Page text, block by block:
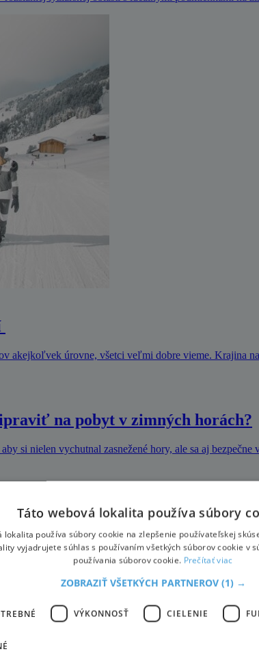
akejkoľvek úrovne, všetci veľmi dobre vieme. Krajina
na pobyt v zimných horách?
si nielen vychutnal zasnežené hory, ale sa aj bezpečne
olympionika zas prebúdza k životu pľúca. Či už si
20. storočia. Pred prvou svetovou vojnou to už nebolo
Táto webová lokalita používa súbory
lokalita používa súbory cookie na zlepšenie používateľskej
vyjadrujete súhlas s používaním všetkých súborov cookie v
používania súborov cookie. Prečítať viac
ZOBRAZIŤ VŠETKÝCH PARTNEROV (1) →
VÝKONNOSŤ CIELENIE